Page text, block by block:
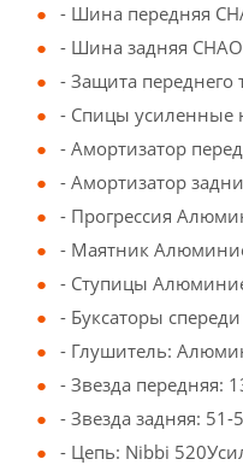
- Шина передняя
- Шина задняя
- Защита переднего
- Спицы
- Амортизатор
- Амортизатор
- Прогрессия
- Маятник
- Ступицы
- Буксаторы
- Глушитель:
- Звезда передняя:
- Звезда задняя: 51-
- Цепь: Nibbi